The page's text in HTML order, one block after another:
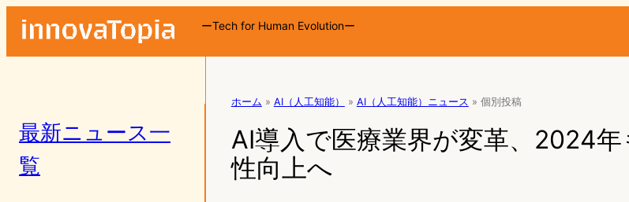
ーTech for Human Evolutionー
最新ニュース一
覧
ホーム » AI（人工知能） » AI（人工知能）ニュース » 個別投稿
AI導入で医療業界が変革、2024
性向上へ